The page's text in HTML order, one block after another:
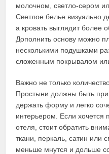
молочном, светло-сером
Светлое белье визуально
а кровать выглядит более
Дополнить основу можно
несколькими подушками
сложенным покрывалом
Важно не только
Простыни должны быть
держать форму и легко
интерьером. Если хочется
отеля, стоит обратить
ткани, перкаль, сатин или
меньше мнутся и дольше